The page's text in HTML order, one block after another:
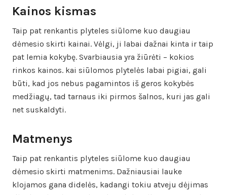
Kainos kismas
Taip pat renkantis plyteles siūlome kuo daugiau
dėmesio skirti kainai. Vėlgi, ji labai dažnai kinta ir taip
pat lemia kokybę. Svarbiausia yra žiūrėti – kokios
rinkos kainos. kai siūlomos plytelės labai pigiai, gali
būti, kad jos nebus pagamintos iš geros kokybės
medžiagų, tad tarnaus iki pirmos šalnos, kuri jas gali
net suskaldyti.
Matmenys
Taip pat renkantis plyteles siūlome kuo daugiau
dėmesio skirti matmenims. Dažniausiai lauke
klojamos gana didelės, kadangi tokiu atveju dėjimas